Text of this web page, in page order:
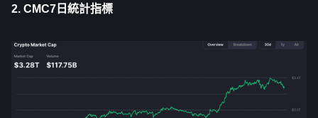
2. CMC7日統計指標